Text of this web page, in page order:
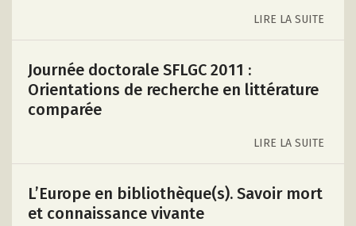
LIRE LA SUITE
Journée doctorale SFLGC 2011 :
Orientations de recherche en littérature
comparée
LIRE LA SUITE
L’Europe en bibliothèque(s). Savoir mort
et connaissance vivante